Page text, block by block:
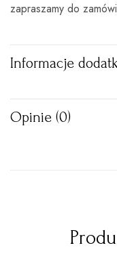
zapraszamy do
Informacje
Opinie (0)